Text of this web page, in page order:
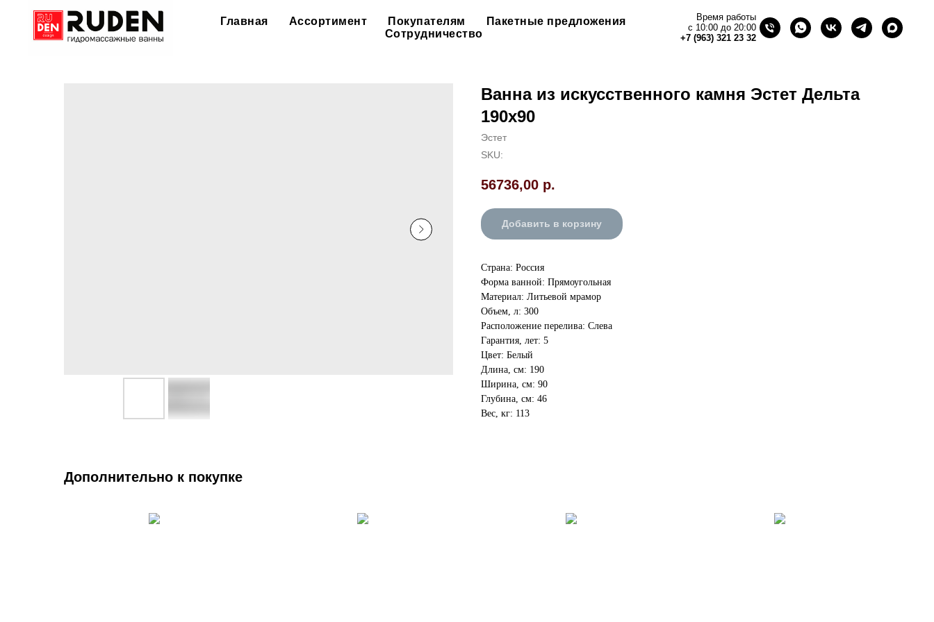
Главная Ассортимент Покупателям
Пакетные предложения
Сотрудничество
Время работы
с 10:00 до 20:00
+7 (963) 321 23 32
Ванна из искусственного камня Эстет Дельта
190х90
Эстет
SKU:
56736,00 р.
Добавить в корзину
Страна: Россия
Форма ванной: Прямоугольная
Материал: Литьевой мрамор
Объем, л: 300
Расположение перелива: Слева
Гарантия, лет: 5
Цвет: Белый
Длина, см: 190
Ширина, см: 90
Глубина, см: 46
Вес, кг: 113
Дополнительно к покупке